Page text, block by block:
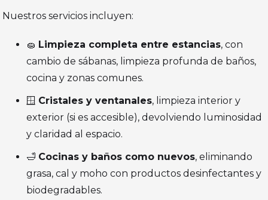
Nuestros servicios incluyen:
🧽 Limpieza completa entre estancias, con
cambio de sábanas, limpieza profunda de baños,
cocina y zonas comunes.
🪟 Cristales y ventanales, limpieza interior y
exterior (si es accesible), devolviendo luminosidad
y claridad al espacio.
🛁 Cocinas y baños como nuevos, eliminando
grasa, cal y moho con productos desinfectantes y
biodegradables.